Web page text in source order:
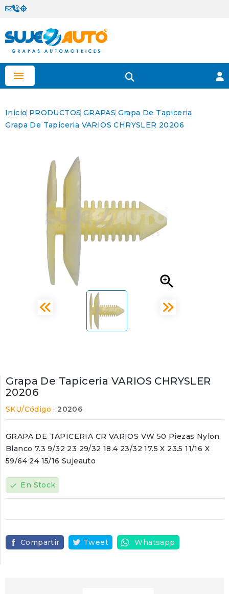

Inicio PRODUCTOS GRAPAS Grapa De Tapiceria
Grapa De Tapiceria VARIOS CHRYSLER 20206

Grapa De Tapiceria VARIOS CHRYSLER
20206
SKU/Código : 20206
GRAPA DE TAPICERIA CR VARIOS VW 50 Piezas Nylon
Blanco 7.3 9/32 23 29/32 18.4 23/32 17.5 X 23.5 11/16 X
59/64 24 15/16 Sujeauto
check En Stock
Compartir Tweet Whatsapp